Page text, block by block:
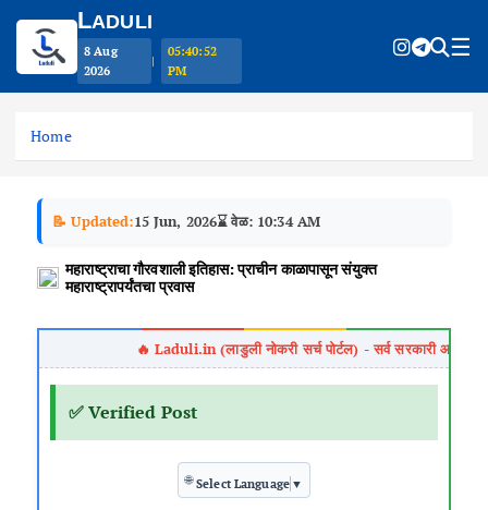
Home
📝 Updated:15 Jun, 2026⌛ वेळ: 10:34 AM
महाराष्ट्राचा गौरवशाली इतिहास: प्राचीन काळापासून संयुक्त
महाराष्ट्रापर्यंतचा प्रवास
✅ Verified Post
🌐 Select Language ▼
LADULI
8 Aug
2026
|
05:40:54
PM
☰